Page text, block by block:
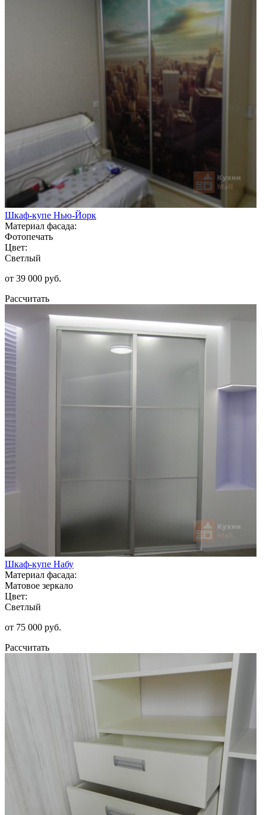
Шкаф-купе Нью-Йорк
Материал фасада:
Фотопечать
Цвет:
Светлый
от 39 000 руб.
Рассчитать
Шкаф-купе Набу
Материал фасада:
Матовое зеркало
Цвет:
Светлый
от 75 000 руб.
Рассчитать